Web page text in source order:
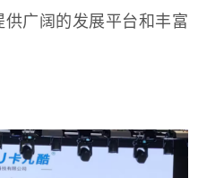
广阔的发展平台和丰富